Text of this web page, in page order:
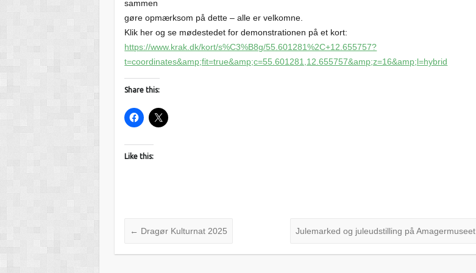
sammen
gøre opmærksom på dette – alle er velkomne.
Klik her og se mødestedet for demonstrationen på et kort:
https://www.krak.dk/kort/s%C3%B8g/55.601281%2C+12.655757?
t=coordinates&amp;fit=true&amp;c=55.601281,12.655757&amp;z=16&amp;l=hybrid
Share this:
Like this:
← Dragør Kulturnat 2025 Julemarked og juleudstilling på Amagermuseet